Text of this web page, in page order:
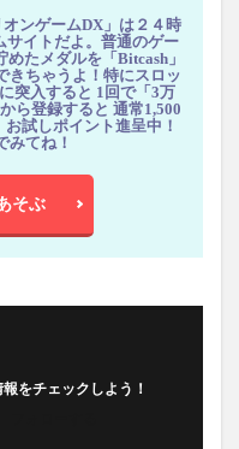
ンゲームDX」は２４時
サイトだよ。普通のゲー
たメダルを「Bitcash」
きちゃうよ！特にスロッ
突入すると 1回で「3万
ら登録すると 通常1,500
試しポイント進呈中！
みてね！
そぶ
をチェックしよう！